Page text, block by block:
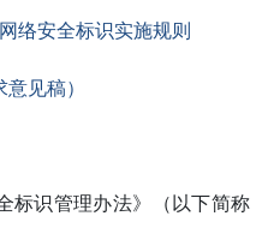
络安全标识实施规则
意见稿）
标识管理办法》（以下简称